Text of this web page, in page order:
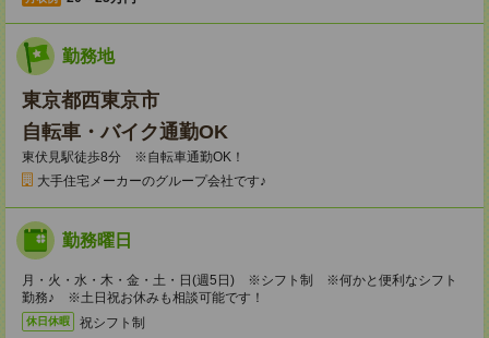
勤務地
東京都西東京市
自転車・バイク通勤OK
東伏見駅徒歩8分 ※自転車通勤OK！
大手住宅メーカーのグループ会社です♪
勤務曜日
月・火・水・木・金・土・日(週5日) ※シフト制 ※何かと便利なシフト
勤務♪ ※土日祝お休みも相談可能です！
休日休暇 祝シフト制